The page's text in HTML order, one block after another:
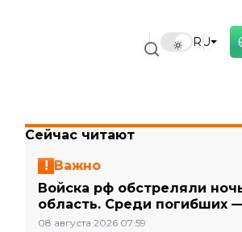
RU
Сейчас читают
Важно
Войска рф обстреляли
область. Среди погибших
08 августа 2026 07:59